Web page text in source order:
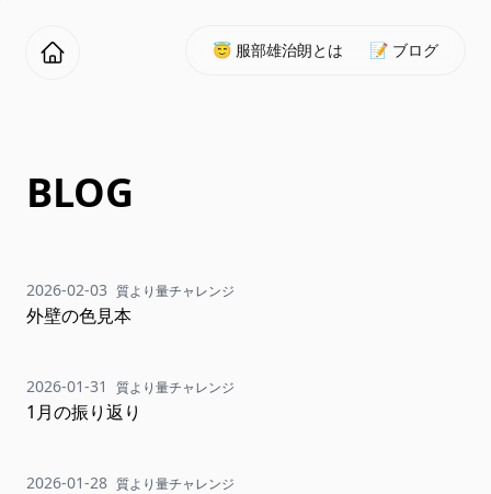
😇 服部雄治朗とは 📝 ブログ
BLOG
2026-02-03 質より量チャレンジ
外壁の色見本
2026-01-31 質より量チャレンジ
1月の振り返り
2026-01-28 質より量チャレンジ